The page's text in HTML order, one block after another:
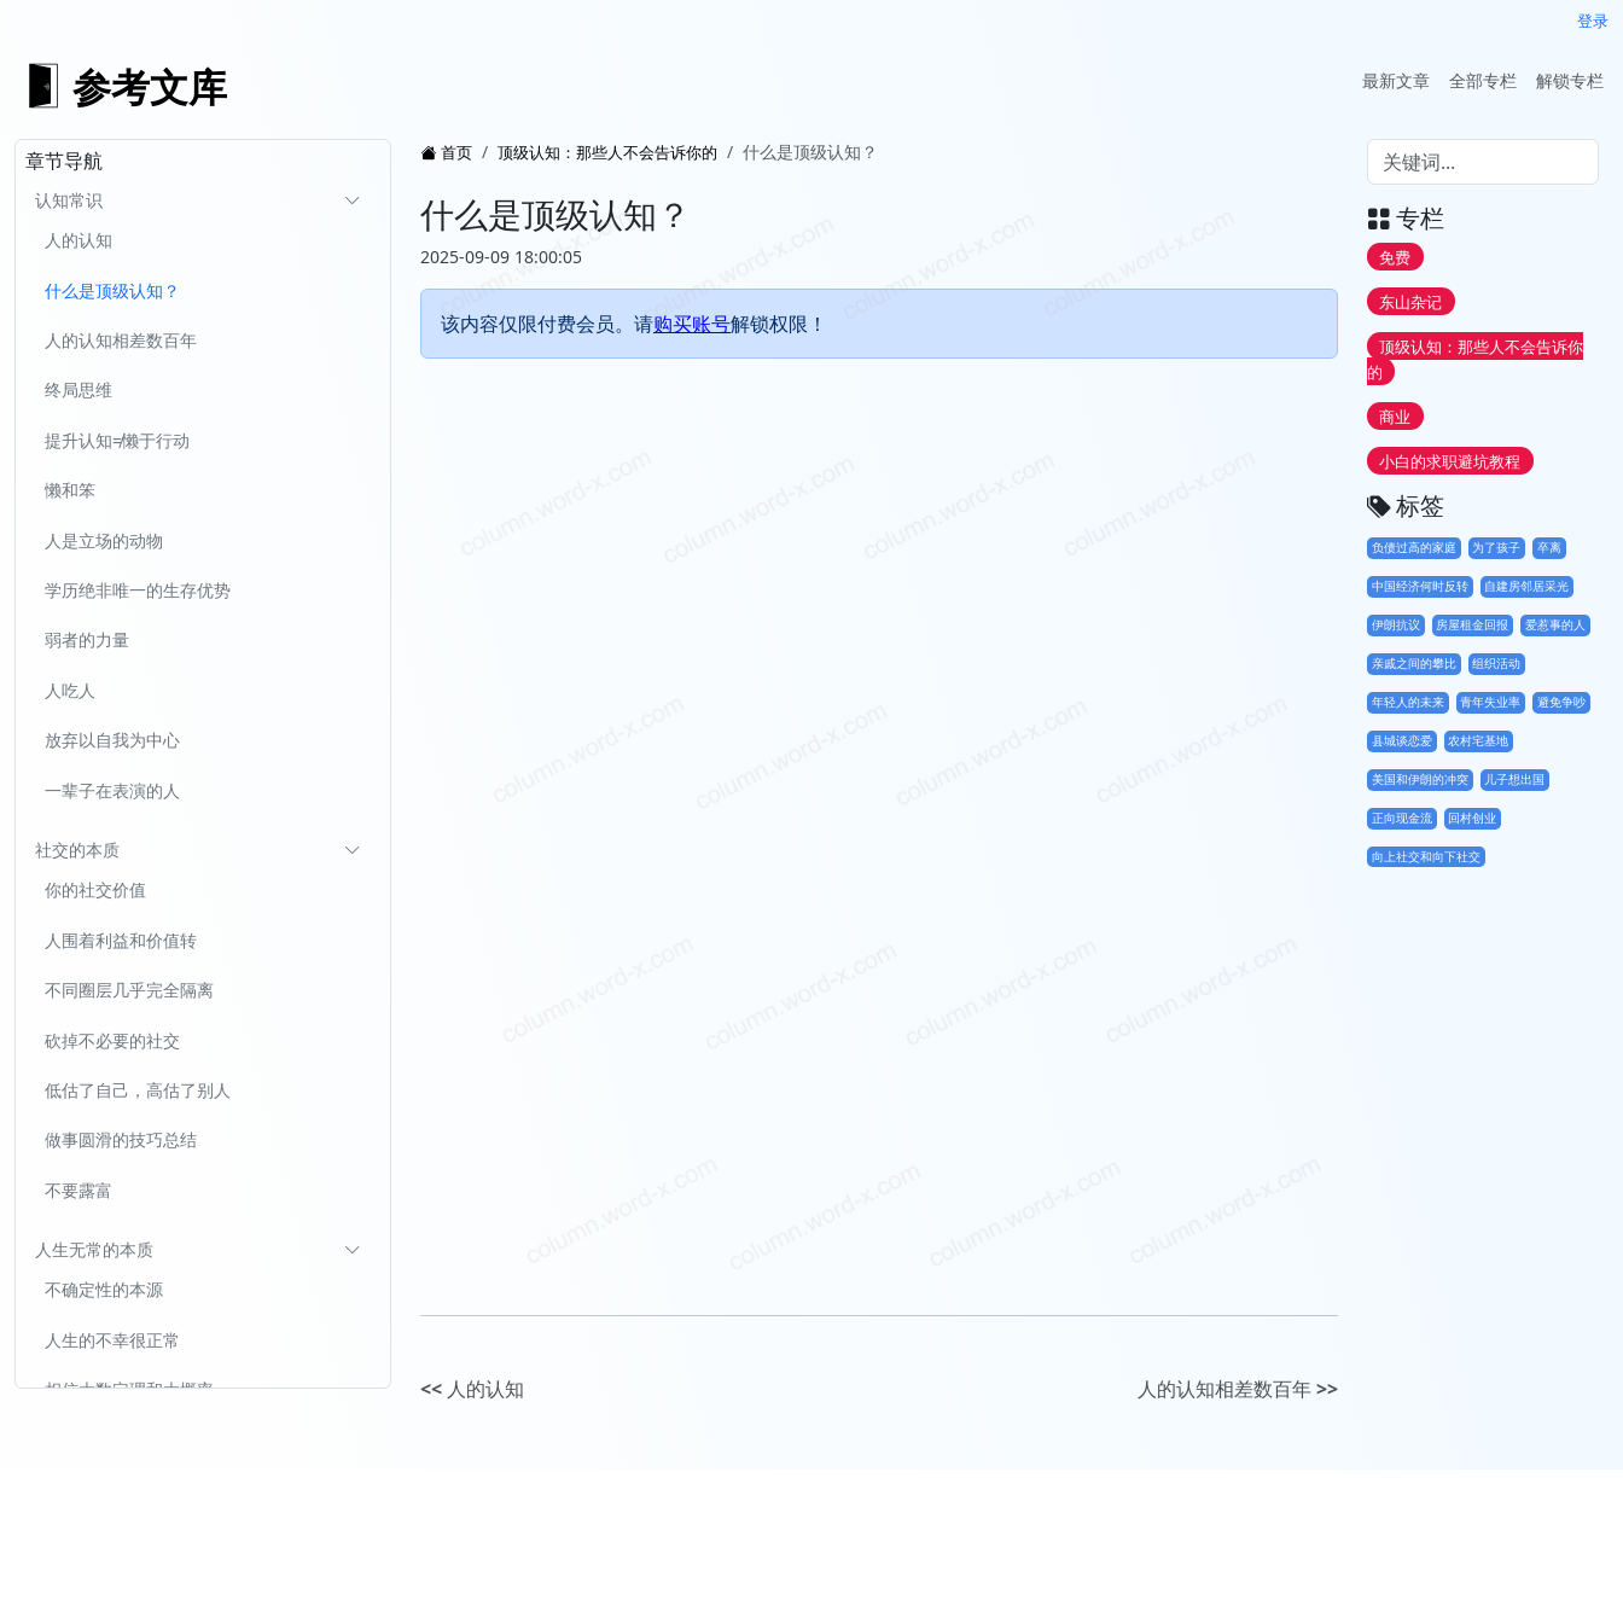
登录
参考文库 最新文章 全部专栏 解锁专栏
章节导航
认知常识
人的认知
什么是顶级认知？
人的认知相差数百年
终局思维
提升认知≠懒于行动
懒和笨
人是立场的动物
学历绝非唯一的生存优势
弱者的力量
人吃人
放弃以自我为中心
一辈子在表演的人
社交的本质
你的社交价值
人围着利益和价值转
不同圈层几乎完全隔离
砍掉不必要的社交
低估了自己，高估了别人
做事圆滑的技巧总结
不要露富
人生无常的本质
不确定性的本源
人生的不幸很正常
相信大数定理和大概率
首页 顶级认知：那些人不会告诉你的 什么是顶级认知？
什么是顶级认知？
2025-09-09 18:00:05
该内容仅限付费会员。请购买账号解锁权限！
<< 人的认知 人的认知相差数百年>>
专栏
免费
东山杂记
顶级认知：那些人不会告诉你
的
商业
小白的求职避坑教程
标签
负债过高的家庭 为了孩子 卒离
中国经济何时反转 自建房邻居采光
伊朗抗议 房屋租金回报 爱惹事的人
亲戚之间的攀比 组织活动
年轻人的未来 青年失业率 避免争吵
县城谈恋爱 农村宅基地
美国和伊朗的冲突 儿子想出国
正向现金流 回村创业
向上社交和向下社交